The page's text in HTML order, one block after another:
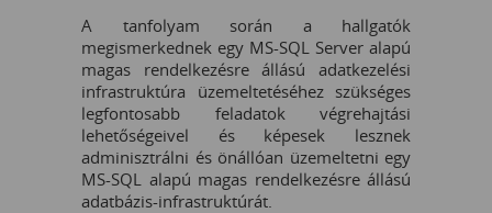
A tanfolyam során a hallgatók
megismerkednek egy MS-SQL Server alapú
magas rendelkezésre állású adatkezelési
infrastruktúra üzemeltetéséhez szükséges
legfontosabb feladatok végrehajtási
lehetőségeivel és képesek lesznek
adminisztrálni és önállóan üzemeltetni egy
MS-SQL alapú magas rendelkezésre állású
adatbázis-infrastruktúrát.